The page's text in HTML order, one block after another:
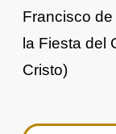
Francisco
la Fiesta del
Cristo)